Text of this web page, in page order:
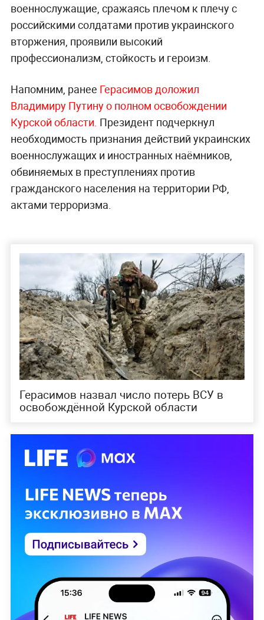
военнослужащие, сражаясь плечом к плечу с
российскими солдатами против украинского
вторжения, проявили высокий
профессионализм, стойкость и героизм.
Напомним, ранее Герасимов доложил
Владимиру Путину о полном освобождении
Курской области. Президент подчеркнул
необходимость признания действий украинских
военнослужащих и иностранных наёмников,
обвиняемых в преступлениях против
гражданского населения на территории РФ,
актами терроризма.
Герасимов назвал число потерь ВСУ в
освобождённой Курской области